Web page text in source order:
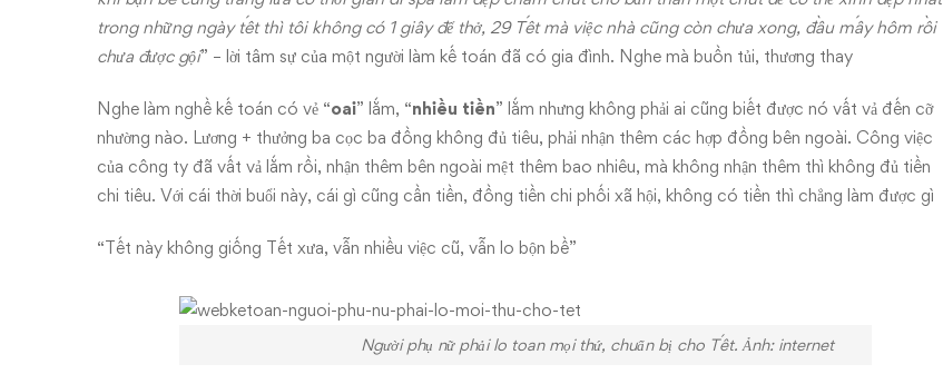
trong những ngày tết thì tôi không có 1 giây để thở, 29 Tết mà việc nhà cũng còn chưa xong, đầu mấy hôm rồi
chưa được gội” – lời tâm sự của một người làm kế toán đã có gia đình. Nghe mà buồn tủi, thương thay
Nghe làm nghề kế toán có vẻ “oai” lắm, “nhiều tiền” lắm nhưng không phải ai cũng biết được nó vất vả đến cỡ
nhường nào. Lương + thưởng ba cọc ba đồng không đủ tiêu, phải nhận thêm các hợp đồng bên ngoài. Công việc
của công ty đã vất vả lắm rồi, nhận thêm bên ngoài mệt thêm bao nhiêu, mà không nhận thêm thì không đủ tiền
chi tiêu. Với cái thời buổi này, cái gì cũng cần tiền, đồng tiền chi phối xã hội, không có tiền thì chẳng làm được gì
“Tết này không giống Tết xưa, vẫn nhiều việc cũ, vẫn lo bộn bề”
Người phụ nữ phải lo toan mọi thứ, chuẩn bị cho Tết. Ảnh: internet